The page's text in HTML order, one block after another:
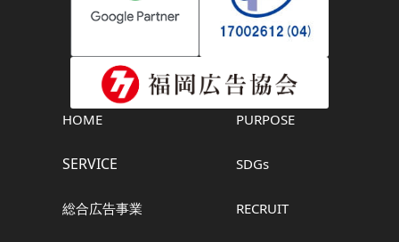
HOME
SERVICE
総合広告事業
PURPOSE
SDGs
RECRUIT